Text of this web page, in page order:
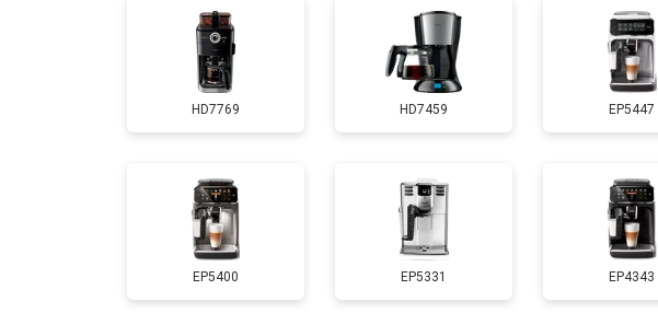
HD7769 HD7459 EP5447
EP5400 EP5331 EP4343